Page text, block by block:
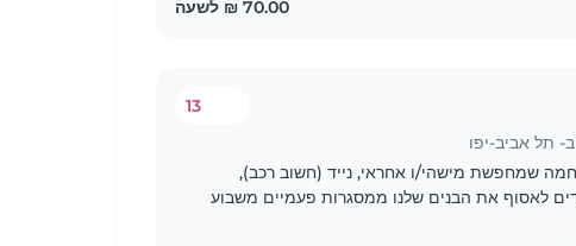
תל אביב-יפו
13
שמחפשת מישהי/ו אחראי, נייד (חשוב רכב),
לאסוף את הבנים שלנו ממסגרות פעמיים משבוע